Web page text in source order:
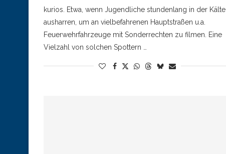
kurios. Etwa, wenn Jugendliche stundenlang in der Kälte
ausharren, um an vielbefahrenen Hauptstraßen u.a.
Feuerwehrfahrzeuge mit Sonderrechten zu filmen. Eine
Vielzahl von solchen Spottern …